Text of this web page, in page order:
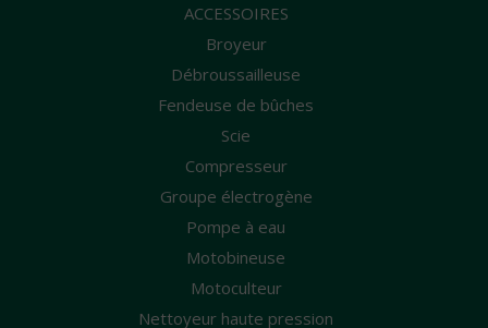
ACCESSOIRES
Broyeur
Débroussailleuse
Fendeuse de bûches
Scie
Compresseur
Groupe électrogène
Pompe à eau
Motobineuse
Motoculteur
Nettoyeur haute pression